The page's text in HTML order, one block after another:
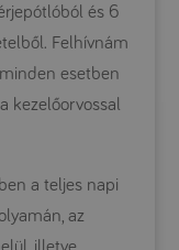
és 6
Felhívnám
esetben
kezelőorvossal
a teljes napi
az